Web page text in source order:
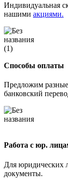
Индивидуальная
нашими акциями.
Способы оплаты
Предложим
банковский
Работа с юр.
Для юридических
документы.